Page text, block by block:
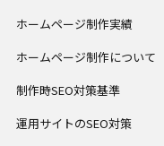
ホームページ制作実績
ホームページ制作について
制作時SEO対策基準
運用サイトのSEO対策